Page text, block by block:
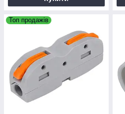
Топ продажів